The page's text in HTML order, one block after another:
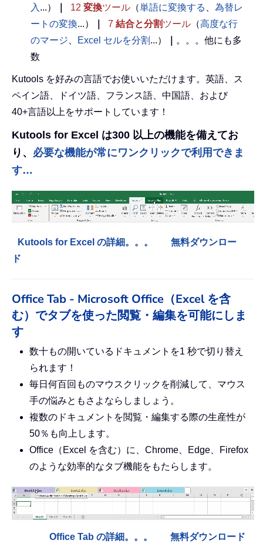
入 ...） 12 変換ツール （単語に変換する
為替レ
ートの変換...） 7 結合と分割ツール （高度な行
のマージ
Excel セルを分割 ...）
。。。他にも多
数
Kutools を好みの言語でお使いいただけます。英語、ス
ペイン語、ドイツ語、フランス語、中国語、および
40+言語以上をサポートしています！
Kutools for Excel は300 以上の機能を備えてお
り、 必要な機能が常にワンクリックで利用できま
す…
Kutools for Excel の詳細。。。
無料ダウンロー
ド
Office Tab - Microsoft Office（Excel を含
む）でタブを使った閲覧・編集を可能にしま
す
数十もの開いているドキュメントを1 秒で切り替え
られます！
毎日何百回ものマウスクリックを削減して、マウス
手の悩みともさよならしましょう。
複数のドキュメントを閲覧・編集する際の生産性が
50％も向上します。
Office（Excel を含む）に、Chrome、Edge、Firefox
のような効率的なタブ機能をもたらします。
Office Tab の詳細。。。 無料ダウンロード